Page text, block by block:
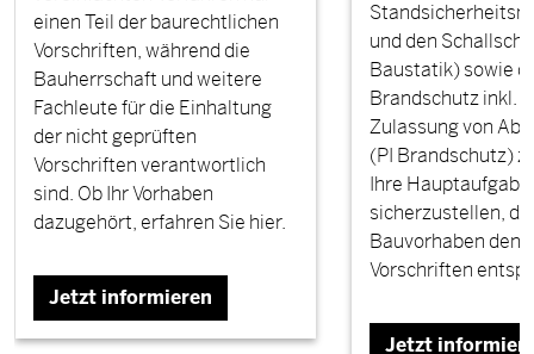
einen Teil der baurechtlichen
Vorschriften, während die
Bauherrschaft und weitere
Fachleute für die Einhaltung
der nicht geprüften
Vorschriften verantwortlich
sind. Ob Ihr Vorhaben
dazugehört, erfahren Sie hier.
Jetzt informieren
und den
Baustatik) sowie
Brandschutz inkl.
Zulassung von
(PI Brandschutz)
Ihre
sicherzustellen,
Bauvorhaben den
Vorschriften
Jetzt